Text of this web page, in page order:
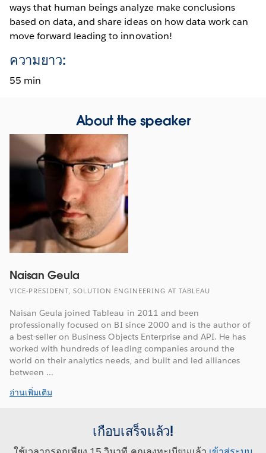
ways that human beings analyze make conclusions
based on data, and share ideas on how data work can
move forward leading to innovation!
ความยาว:
55 min
About the speaker
Naisan Geula
VICE-PRESIDENT, SOLUTION ENGINEERING AT TABLEAU
Naisan Geula joined Tableau in 2011 and been
professionally focused on BI since 2000 and is the author of
a best-seller on Business Objects Enterprise and API. He has
worked with hundreds of leading companies around the
world on their analytics needs, and built and led alliances
between ...
อ่านเพิ่มเติม
เกือบเสร็จแล้ว!